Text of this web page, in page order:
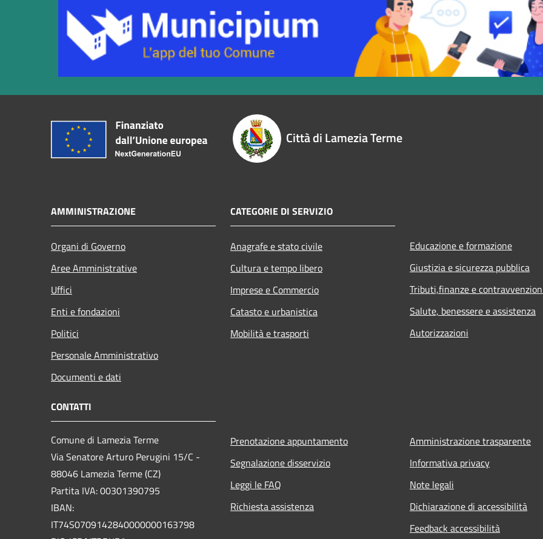
Città di Lamezia Terme
AMMINISTRAZIONE
Organi di Governo
Aree Amministrative
Uffici
Enti e fondazioni
Politici
Personale Amministrativo
Documenti e dati
CATEGORIE DI SERVIZIO
Anagrafe e stato civile
Cultura e tempo libero
Imprese e Commercio
Catasto e urbanistica
Mobilità e trasporti
Educazione e formazione
Giustizia e sicurezza pubblica
Tributi,finanze e
Salute, benessere e assistenza
Autorizzazioni
CONTATTI
Comune di Lamezia Terme
Via Senatore Arturo Perugini 15/C -
88046 Lamezia Terme (CZ)
Partita IVA: 00301390795
IBAN:
IT74S0709142840000000163798
Prenotazione appuntamento
Segnalazione disservizio
Leggi le FAQ
Richiesta assistenza
Amministrazione trasparente
Informativa privacy
Note legali
Dichiarazione di accessibilità
Feedback accessibilità